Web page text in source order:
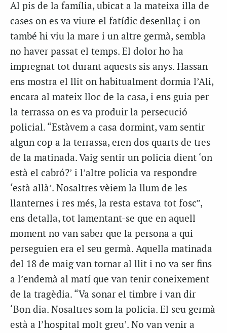
Al pis de la família, ubicat a la mateixa illa de
cases on es va viure el fatídic desenllaç i on
també hi viu la mare i un altre germà, sembla
no haver passat el temps. El dolor ho ha
impregnat tot durant aquests sis anys. Hassan
ens mostra el llit on habitualment dormia l’Ali,
encara al mateix lloc de la casa, i ens guia per
la terrassa on es va produir la persecució
policial. “Estàvem a casa dormint, vam sentir
algun cop a la terrassa, eren dos quarts de tres
de la matinada. Vaig sentir un policia dient ‘on
està el cabró?’ i l’altre policia va respondre
‘està allà’. Nosaltres vèiem la llum de les
llanternes i res més, la resta estava tot fosc”,
ens detalla, tot lamentant-se que en aquell
moment no van saber que la persona a qui
perseguien era el seu germà. Aquella matinada
del 18 de maig van tornar al llit i no va ser fins
a l’endemà al matí que van tenir coneixement
de la tragèdia. “Va sonar el timbre i van dir
‘Bon dia. Nosaltres som la policia. El seu germà
està a l’hospital molt greu’. No van venir a